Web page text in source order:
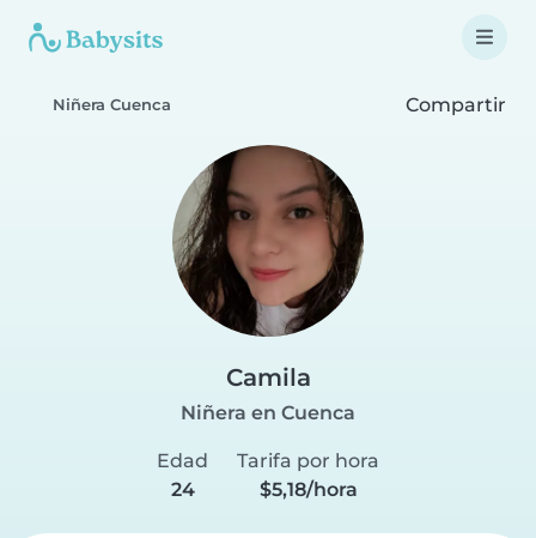
Niñera Cuenca Compartir
Camila
Niñera en Cuenca
Edad
24
Tarifa por hora
$5,18/hora